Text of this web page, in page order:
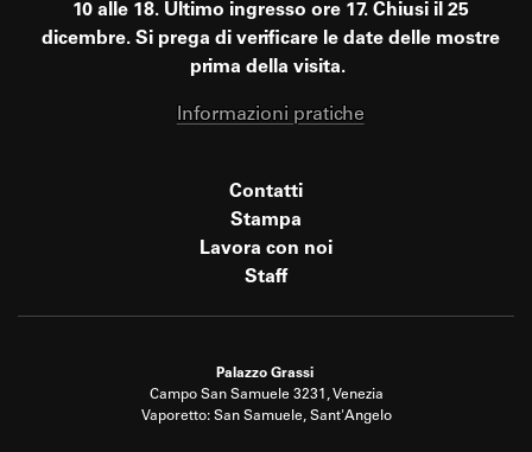
10 alle 18. Ultimo ingresso ore 17. Chiusi il 25
dicembre. Si prega di verificare le date delle mostre
prima della visita.
Informazioni pratiche
Contatti
Stampa
Lavora con noi
Staff
Palazzo Grassi
Campo San Samuele 3231, Venezia
Vaporetto: San Samuele, Sant'Angelo